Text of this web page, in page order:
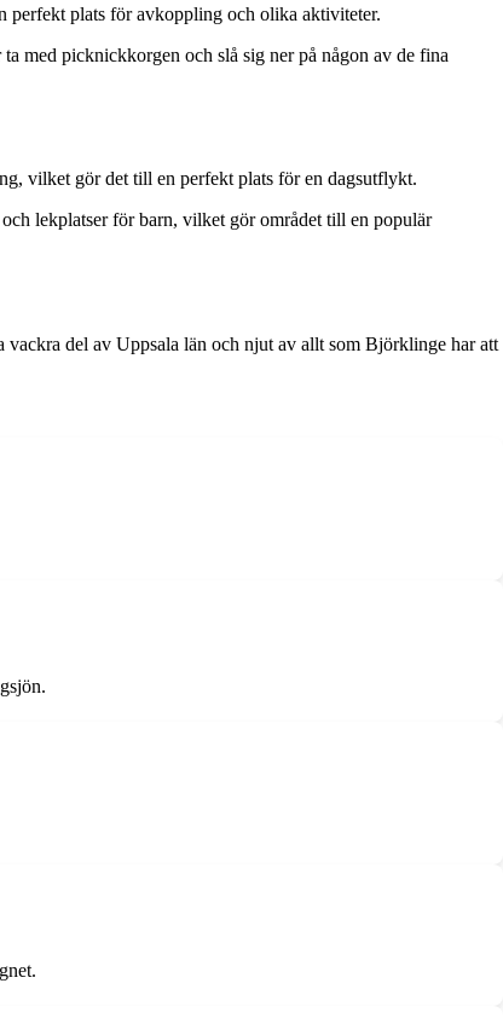
perfekt plats för avkoppling och olika aktiviteter.
med picknickkorgen och slå sig ner på någon av de fina
vilket gör det till en perfekt plats för en dagsutflykt.
lekplatser för barn, vilket gör området till en populär
del av Uppsala län och njut av allt som Björklinge har att